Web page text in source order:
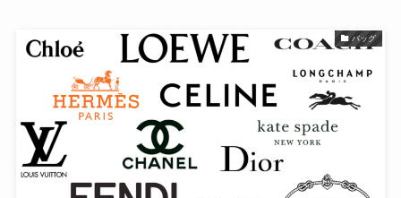
バッグ